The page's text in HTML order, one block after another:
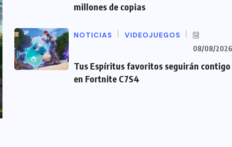
millones de copias
NOTICIAS VIDEOJUEGOS
08/08/2026
Tus Espíritus favoritos seguirán contigo
en Fortnite C7S4